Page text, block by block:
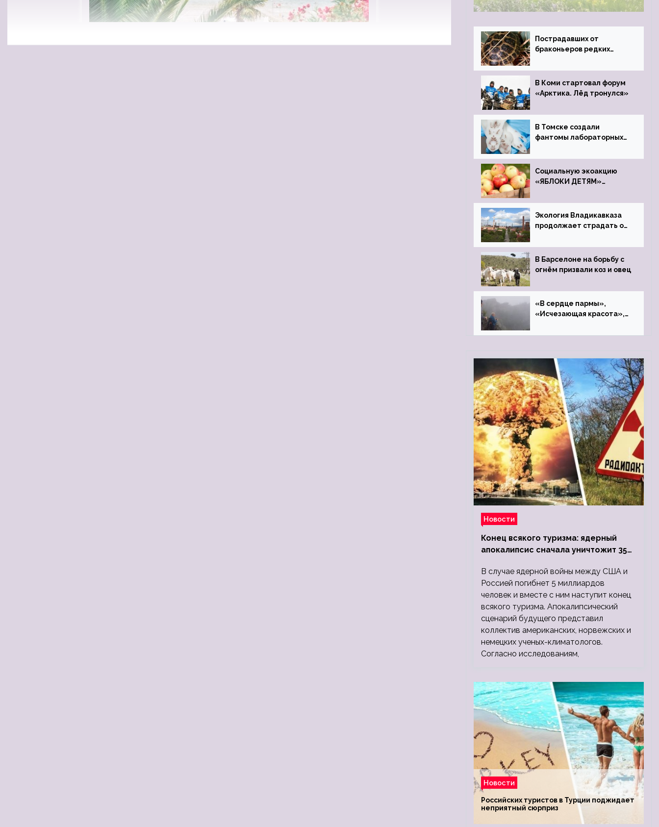
Пострадавших от
браконьеров редких
Ростовский зоопарк
В Коми стартовал форум
«Арктика. Лёд тронулся»
В Томске создали
фантомы лабораторных
Социальную экоакцию
«ЯБЛОКИ ДЕТЯМ»
Экология Владикавказа
продолжает страдать от
завода
В Барселоне на борьбу с
огнём призвали коз и овец
«В сердце пармы»,
«Исчезающая красота»,
Новости
Конец всякого туризма: ядерный
апокалипсис сначала уничтожит 350
людей
В случае ядерной войны между США и
Россией погибнет 5 миллиардов
человек и вместе с ним наступит конец
всякого туризма. Апокалипсический
сценарий будущего представил
коллектив американских, норвежских и
немецких ученых-климатологов.
Согласно исследованиям,
Новости
Российских туристов в Турции поджидает
неприятный сюрприз